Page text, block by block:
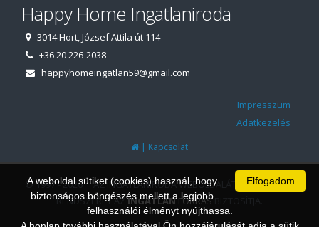
Happy Home Ingatlaniroda
3014 Hort, József Attila út 114
+36 20 226-2038
happyhomeingatlan59@gmail.com
Impresszum
Adatkezelés
| Kapcsolat
© 1997 - 2026 AZ INGATLANIRODA WEBOLDALÁT ÉS ÜGYVITELI
RENDSZERÉT AZINGATLANFORRÁSBIZTOSÍTJA.
Elfogadom
A weboldal sütiket (cookies) használ, hogy
biztonságos böngészés mellett a legjobb
felhasználói élményt nyújthassa.